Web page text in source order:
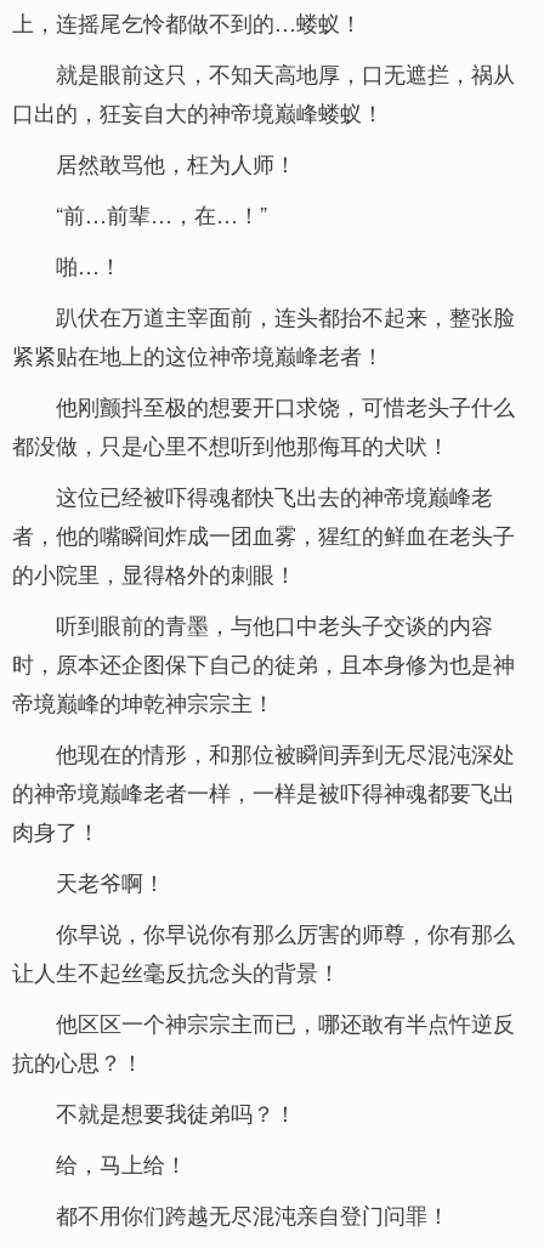
上，连摇尾乞怜都做不到的…蝼蚁！
就是眼前这只，不知天高地厚，口无遮拦，祸从
口出的，狂妄自大的神帝境巅峰蝼蚁！
居然敢骂他，枉为人师！
“前…前辈…，在…！”
啪…！
趴伏在万道主宰面前，连头都抬不起来，整张脸
紧紧贴在地上的这位神帝境巅峰老者！
他刚颤抖至极的想要开口求饶，可惜老头子什么
都没做，只是心里不想听到他那侮耳的犬吠！
这位已经被吓得魂都快飞出去的神帝境巅峰老
者，他的嘴瞬间炸成一团血雾，猩红的鲜血在老头子
的小院里，显得格外的刺眼！
听到眼前的青墨，与他口中老头子交谈的内容
时，原本还企图保下自己的徒弟，且本身修为也是神
帝境巅峰的坤乾神宗宗主！
他现在的情形，和那位被瞬间弄到无尽混沌深处
的神帝境巅峰老者一样，一样是被吓得神魂都要飞出
肉身了！
天老爷啊！
你早说，你早说你有那么厉害的师尊，你有那么
让人生不起丝毫反抗念头的背景！
他区区一个神宗宗主而已，哪还敢有半点忤逆反
抗的心思？！
不就是想要我徒弟吗？！
给，马上给！
都不用你们跨越无尽混沌亲自登门问罪！